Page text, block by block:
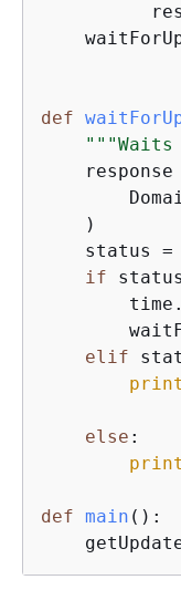
def
response
    )
status =
if
elif
print
else :
print
def main ():